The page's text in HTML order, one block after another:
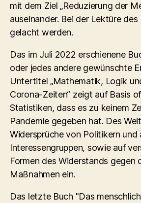
mit dem Ziel „Reduzierung der
auseinander. Bei der Lektüre
gelacht werden.
Das im Juli 2022 erschienene
oder jedes andere gewünschte
Untertitel „Mathematik, Logik
Corona-Zeiten“ zeigt auf Basis
Statistiken, dass es zu keinem
Pandemie gegeben hat. Des
Widersprüche von Politikern und
Interessengruppen, sowie auf
Formen des Widerstands gegen
Maßnahmen ein.
Das letzte Buch "Das